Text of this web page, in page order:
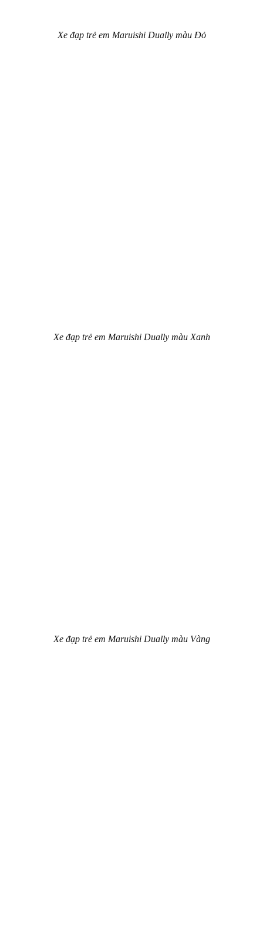
Xe đạp trẻ em Maruishi Dually màu Đỏ
Xe đạp trẻ em Maruishi Dually màu Xanh
Xe đạp trẻ em Maruishi Dually màu Vàng